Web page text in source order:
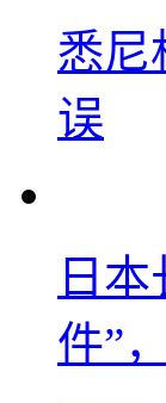
悉尼
误
日
件”